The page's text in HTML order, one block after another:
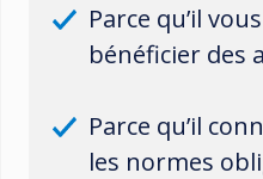
Parce qu’il
bénéficier des
Parce qu’il
les normes